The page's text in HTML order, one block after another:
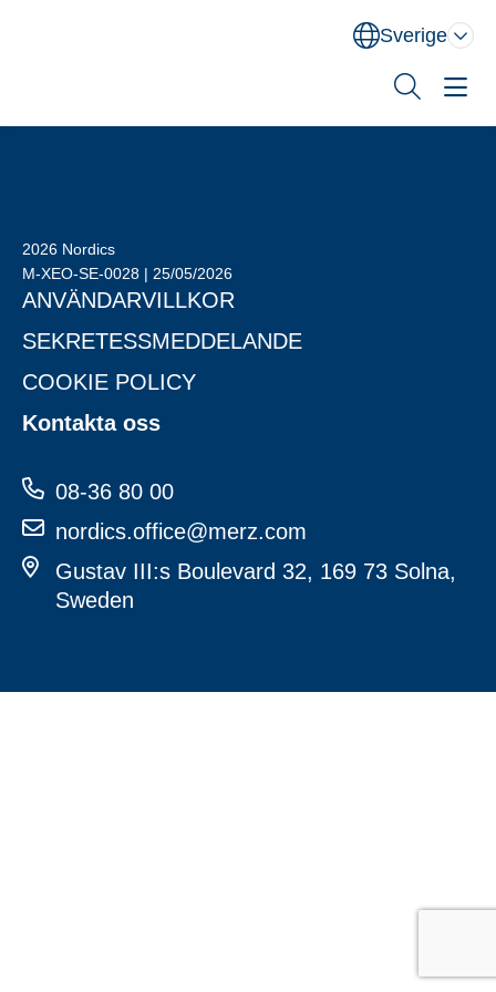
Sverige
XEOMIN® (botulinum neurotoxin typ A)
Om oss
Kontakt
Sök
2026 Nordics
M-XEO-SE-0028 | 25/05/2026
ANVÄNDARVILLKOR
SEKRETESSMEDDELANDE
COOKIE POLICY
Kontakta oss
08-36 80 00
nordics.office@merz.com
Gustav III:s Boulevard 32, 169 73 Solna,
Sweden